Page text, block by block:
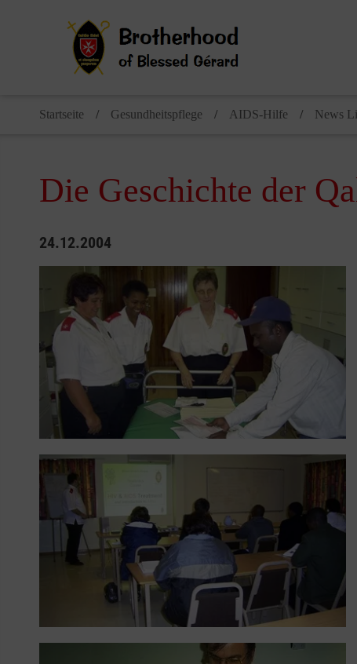
Startseite Gesundheitspflege AIDS-Hilfe News
Die Geschichte der
24.12.2004